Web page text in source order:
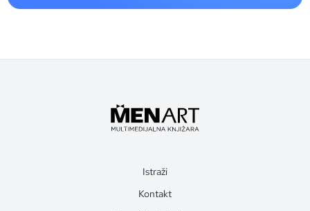
Istraži
Kontakt